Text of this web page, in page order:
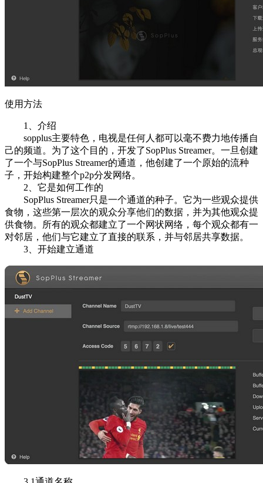
使用方法
1、介绍
sopplus主要特色，电视是任何人都可以毫不费力地传播自
己的频道。为了这个目的，开发了SopPlus Streamer。一旦创建
了一个与SopPlus Streamer的通道，他创建了一个原始的流种
子，开始构建整个p2p分发网络。
2、它是如何工作的
SopPlus Streamer只是一个通道的种子。它为一些观众提供
食物，这些第一层次的观众分享他们的数据，并为其他观众提
供食物。所有的观众都建立了一个网状网络，每个观众都有一
对邻居，他们与它建立了直接的联系，并与邻居共享数据。
3、开始建立通道